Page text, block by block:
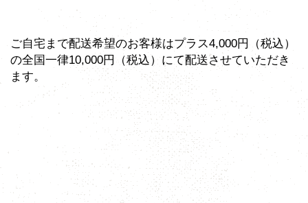
ご自宅まで配送希望のお客様はプラス4,000円（税込）
の全国一律10,000円（税込）にて配送させていただき
ます。